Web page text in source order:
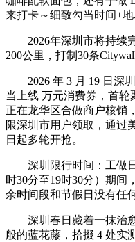
来打卡～细致勾当时间+地
2026年深圳市将持续完
200公里，打制30条
2026 年 3 月 19 日深圳
当上线 万元消费券，首
正在龙华区合做商户核销
限深圳市用户领取，通过
日起多轮开抢。
深圳限行时间：工做日
时30分至19时30分）期间
余时间段和节假日没有任何
深圳春日藏着一抹治愈
般的蓝花藤，拾掇 4 处实